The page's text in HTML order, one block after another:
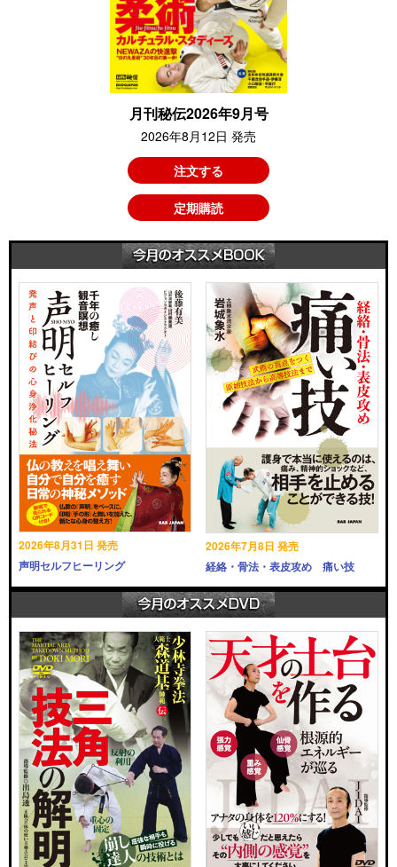
月刊秘伝2026年9月号
2026年8月12日 発売
注文する
定期購読
2026年8月31日 発売
声明セルフヒーリング
2026年7月8日 発売
経絡・骨法・表皮攻め 痛い技